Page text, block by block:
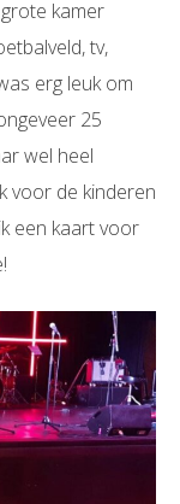
kamer
tv,
erg leuk om
25
wel heel
voor de kinderen
een kaart voor